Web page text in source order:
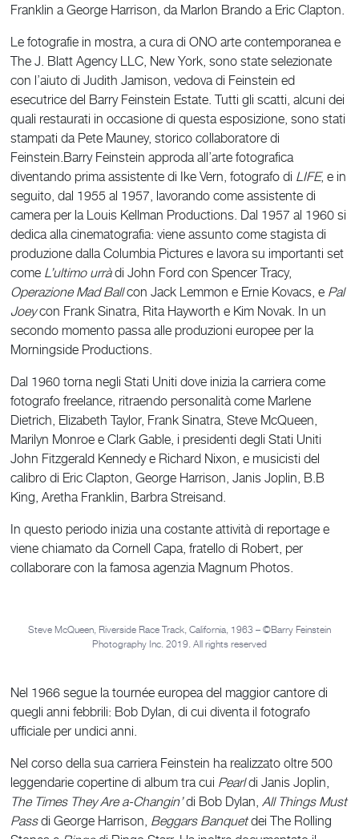
Franklin a George Harrison, da Marlon Brando a Eric Clapton.
Le fotografie in mostra, a cura di ONO arte contemporanea e
The J. Blatt Agency LLC, New York, sono state selezionate
con l’aiuto di Judith Jamison, vedova di Feinstein ed
esecutrice del Barry Feinstein Estate. Tutti gli scatti, alcuni dei
quali restaurati in occasione di questa esposizione, sono stati
stampati da Pete Mauney, storico collaboratore di
Feinstein.Barry Feinstein approda all’arte fotografica
diventando prima assistente di Ike Vern, fotografo di LIFE, e in
seguito, dal 1955 al 1957, lavorando come assistente di
camera per la Louis Kellman Productions. Dal 1957 al 1960 si
dedica alla cinematografia: viene assunto come stagista di
produzione dalla Columbia Pictures e lavora su importanti set
come L’ultimo urràdi John Ford con Spencer Tracy,
Operazione Mad Ballcon Jack Lemmon e Ernie Kovacs, e Pal
Joeycon Frank Sinatra, Rita Hayworth e Kim Novak. In un
secondo momento passa alle produzioni europee per la
Morningside Productions.
Dal 1960 torna negli Stati Uniti dove inizia la carriera come
fotografo freelance, ritraendo personalità come Marlene
Dietrich, Elizabeth Taylor, Frank Sinatra, Steve McQueen,
Marilyn Monroe e Clark Gable, i presidenti degli Stati Uniti
John Fitzgerald Kennedy e Richard Nixon, e musicisti del
calibro di Eric Clapton, George Harrison, Janis Joplin, B.B
King, Aretha Franklin, Barbra Streisand.
In questo periodo inizia una costante attività di reportage e
viene chiamato da Cornell Capa, fratello di Robert, per
collaborare con la famosa agenzia Magnum Photos.
Steve McQueen, Riverside Race Track, California, 1963 – ©Barry Feinstein
Photography Inc. 2019. All rights reserved
Nel 1966 segue la tournée europea del maggior cantore di
quegli anni febbrili: Bob Dylan, di cui diventa il fotografo
ufficiale per undici anni.
Nel corso della sua carriera Feinstein ha realizzato oltre 500
leggendarie copertine di album tra cui Pearldi Janis Joplin,
The Times They Are a-Changin’di Bob Dylan,All Things Must
Passdi George Harrison, Beggars Banquetdei The Rolling